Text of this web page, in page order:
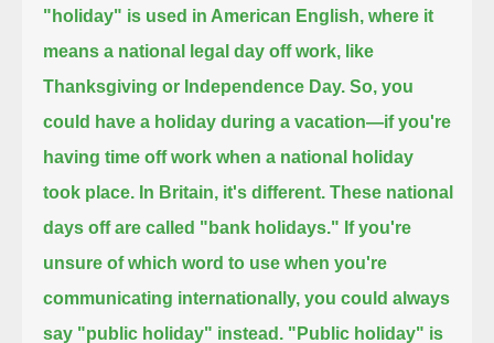
"holiday" is used in American English, where it
means a national legal day off work, like
Thanksgiving or Independence Day. So, you
could have a holiday during a vacation—if you're
having time off work when a national holiday
took place. In Britain, it's different. These national
days off are called "bank holidays." If you're
unsure of which word to use when you're
communicating internationally, you could always
say "public holiday" instead. "Public holiday" is